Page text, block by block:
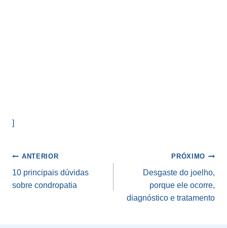
]
Navegação
de
Post
ANTERIOR
10 principais dúvidas
sobre condropatia
PRÓXIMO
Desgaste do joelho,
porque ele ocorre,
diagnóstico e tratamento